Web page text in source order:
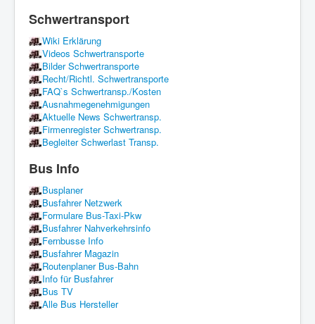
Schwertransport
Wiki Erklärung
Videos Schwertransporte
Bilder Schwertransporte
Recht/Richtl. Schwertransporte
FAQ`s Schwertransp./Kosten
Ausnahmegenehmigungen
Aktuelle News Schwertransp.
Firmenregister Schwertransp.
Begleiter Schwerlast Transp.
Bus Info
Busplaner
Busfahrer Netzwerk
Formulare Bus-Taxi-Pkw
Busfahrer Nahverkehrsinfo
Fernbusse Info
Busfahrer Magazin
Routenplaner Bus-Bahn
Info für Busfahrer
Bus TV
Alle Bus Hersteller